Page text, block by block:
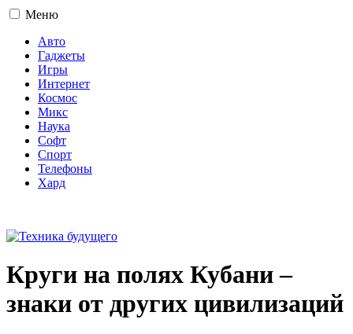
Меню
Авто
Гаджеты
Игры
Интернет
Космос
Микс
Наука
Софт
Спорт
Телефоны
Хард
Круги на полях Кубани –
знаки от других цивилизаций